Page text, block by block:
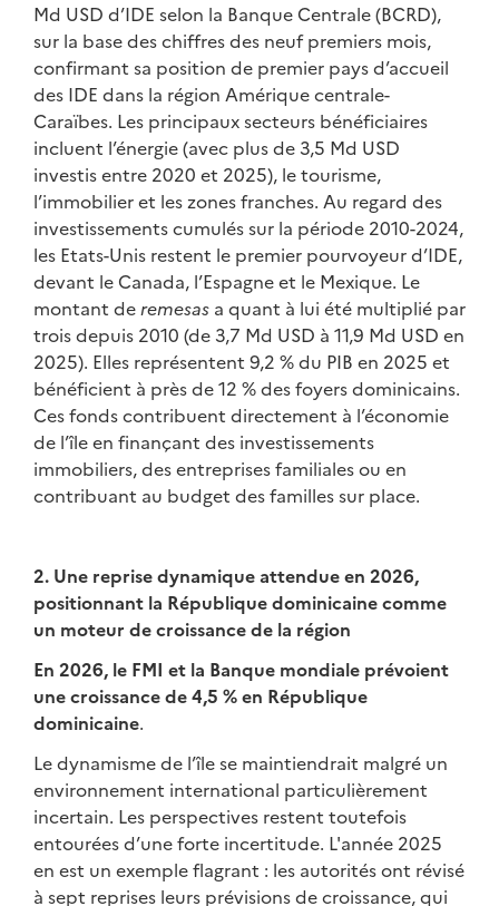
Md USD d’IDE selon la Banque Centrale (BCRD),
sur la base des chiffres des neuf premiers mois,
confirmant sa position de premier pays d’accueil
des IDE dans la région Amérique centrale-
Caraïbes. Les principaux secteurs bénéficiaires
incluent l’énergie (avec plus de 3,5 Md USD
investis entre 2020 et 2025), le tourisme,
l’immobilier et les zones franches. Au regard des
investissements cumulés sur la période 2010-2024,
les Etats-Unis restent le premier pourvoyeur d’IDE,
devant le Canada, l’Espagne et le Mexique. Le
montant de remesas a quant à lui été multiplié par
trois depuis 2010 (de 3,7 Md USD à 11,9 Md USD en
2025). Elles représentent 9,2 % du PIB en 2025 et
bénéficient à près de 12 % des foyers dominicains.
Ces fonds contribuent directement à l’économie
de l’île en finançant des investissements
immobiliers, des entreprises familiales ou en
contribuant au budget des familles sur place.
2. Une reprise dynamique attendue en 2026,
positionnant la République dominicaine comme
un moteur de croissance de la région
En 2026, le FMI et la Banque mondiale prévoient
une croissance de 4,5 % en République
dominicaine.
Le dynamisme de l’île se maintiendrait malgré un
environnement international particulièrement
incertain. Les perspectives restent toutefois
entourées d’une forte incertitude. L'année 2025
en est un exemple flagrant : les autorités ont révisé
à sept reprises leurs prévisions de croissance, qui